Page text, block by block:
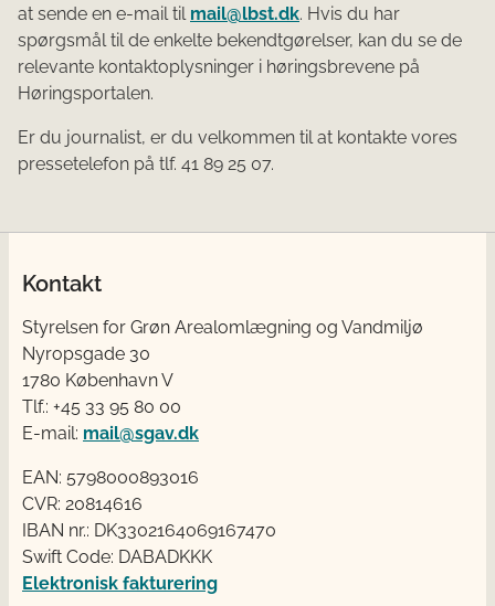
at sende en e-mail til mail@lbst.dk. Hvis du har
spørgsmål til de enkelte bekendtgørelser, kan du se de
relevante kontaktoplysninger i høringsbrevene på
Høringsportalen.
Er du journalist, er du velkommen til at kontakte vores
pressetelefon på tlf. 41 89 25 07.
Kontakt
Styrelsen for Grøn Arealomlægning og Vandmiljø
Nyropsgade 30
1780 København V
Tlf.: +45 33 95 80 00
E-mail: mail@sgav.dk
EAN: 5798000893016
CVR: 20814616
IBAN nr.: DK3302164069167470
Swift Code: DABADKKK
Elektronisk fakturering